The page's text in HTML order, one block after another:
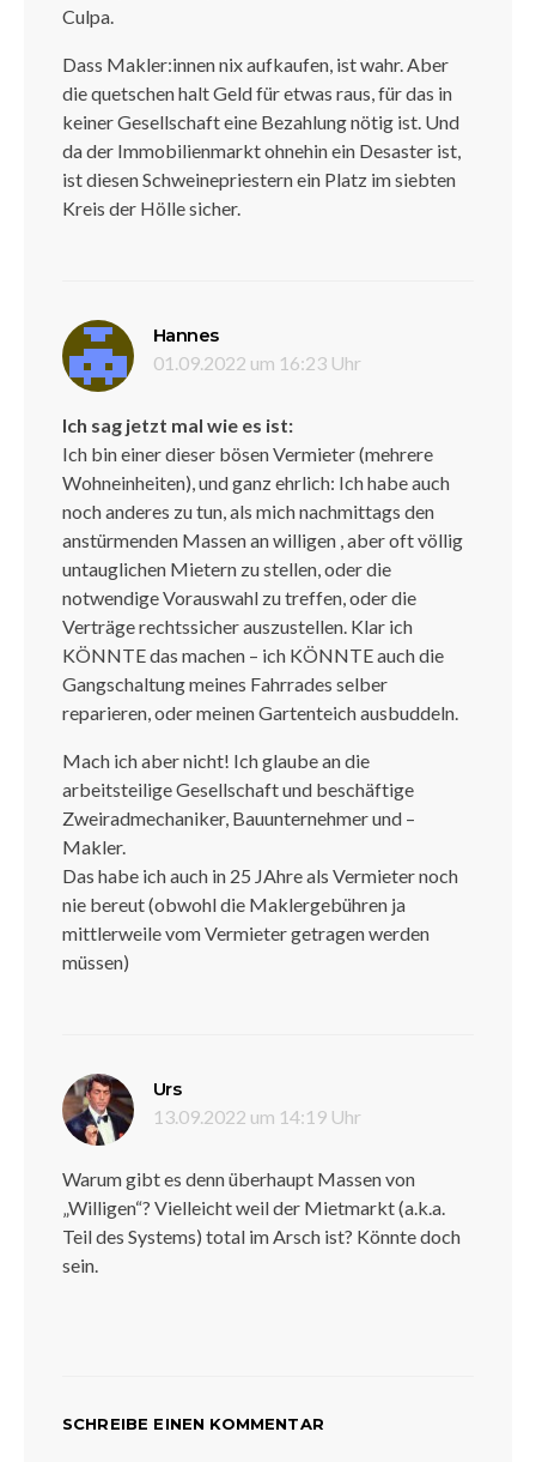
Culpa.
Dass Makler:innen nix aufkaufen, ist wahr. Aber
die quetschen halt Geld für etwas raus, für das in
keiner Gesellschaft eine Bezahlung nötig ist. Und
da der Immobilienmarkt ohnehin ein Desaster ist,
ist diesen Schweinepriestern ein Platz im siebten
Kreis der Hölle sicher.
Hannessagt:
01.09.2022 um 16:23 Uhr
Ich sag jetzt mal wie es ist:
Ich bin einer dieser bösen Vermieter (mehrere
Wohneinheiten), und ganz ehrlich: Ich habe auch
noch anderes zu tun, als mich nachmittags den
anstürmenden Massen an willigen , aber oft völlig
untauglichen Mietern zu stellen, oder die
notwendige Vorauswahl zu treffen, oder die
Verträge rechtssicher auszustellen. Klar ich
KÖNNTE das machen – ich KÖNNTE auch die
Gangschaltung meines Fahrrades selber
reparieren, oder meinen Gartenteich ausbuddeln.
Mach ich aber nicht! Ich glaube an die
arbeitsteilige Gesellschaft und beschäftige
Zweiradmechaniker, Bauunternehmer und –
Makler.
Das habe ich auch in 25 JAhre als Vermieter noch
nie bereut (obwohl die Maklergebühren ja
mittlerweile vom Vermieter getragen werden
müssen)
Urssagt:
13.09.2022 um 14:19 Uhr
Warum gibt es denn überhaupt Massen von
„Willigen“? Vielleicht weil der Mietmarkt (a.k.a.
Teil des Systems) total im Arsch ist? Könnte doch
sein.
SCHREIBE EINEN KOMMENTAR